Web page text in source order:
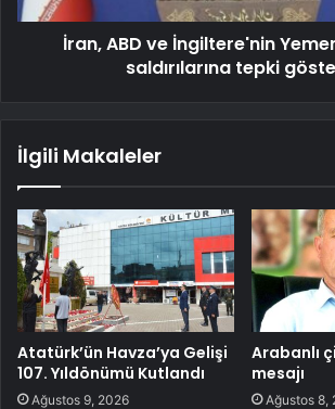
İran, ABD ve İngiltere'nin
saldırılarına tepki
İlgili Makaleler
Atatürk’ün Havza’ya Gelişi
107. Yıldönümü Kutlandı
Ağustos 9, 2026
Arabanlı
mesajı
Ağustos 8,